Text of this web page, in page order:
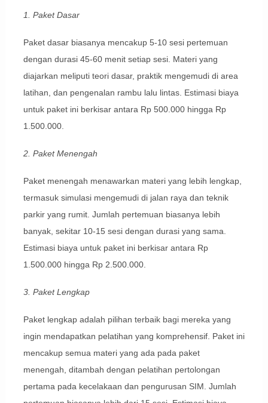
1. Paket Dasar
Paket dasar biasanya mencakup 5-10 sesi pertemuan
dengan durasi 45-60 menit setiap sesi. Materi yang
diajarkan meliputi teori dasar, praktik mengemudi di area
latihan, dan pengenalan rambu lalu lintas. Estimasi biaya
untuk paket ini berkisar antara Rp 500.000 hingga Rp
1.500.000.
2. Paket Menengah
Paket menengah menawarkan materi yang lebih lengkap,
termasuk simulasi mengemudi di jalan raya dan teknik
parkir yang rumit. Jumlah pertemuan biasanya lebih
banyak, sekitar 10-15 sesi dengan durasi yang sama.
Estimasi biaya untuk paket ini berkisar antara Rp
1.500.000 hingga Rp 2.500.000.
3. Paket Lengkap
Paket lengkap adalah pilihan terbaik bagi mereka yang
ingin mendapatkan pelatihan yang komprehensif. Paket ini
mencakup semua materi yang ada pada paket
menengah, ditambah dengan pelatihan pertolongan
pertama pada kecelakaan dan pengurusan SIM. Jumlah